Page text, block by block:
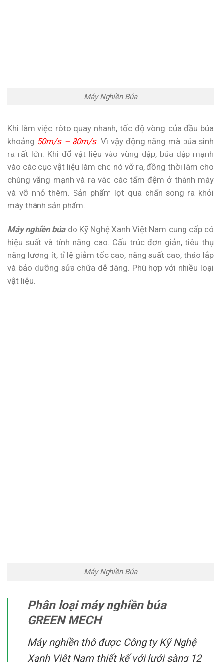
Máy Nghiền Búa
Khi làm việc rôto quay nhanh, tốc độ vòng của đầu búa
khoảng 50m/s – 80m/s. Vì vậy động năng mà búa sinh
ra rất lớn. Khi đổ vật liệu vào vùng dập, búa dập mạnh
vào các cục vật liệu làm cho nó vỡ ra, đồng thời làm cho
chúng văng mạnh và ra vào các tấm đệm ở thành máy
và vỡ nhỏ thêm. Sản phẩm lọt qua chấn song ra khỏi
máy thành sản phẩm.
Máy nghiền búado Kỹ Nghệ Xanh Việt Nam cung cấp có
hiệu suất và tính năng cao. Cấu trúc đơn giản, tiêu thụ
năng lượng ít, tỉ lệ giảm tốc cao, năng suất cao, tháo lắp
và bảo dưỡng sửa chữa dễ dàng. Phù hợp với nhiều loại
vật liệu.
Máy Nghiền Búa
Phân loại máy nghiền búa
GREEN MECH
Máy nghiền thô được Công ty Kỹ Nghệ
Xanh Việt Nam thiết kế với lưới sàng 12